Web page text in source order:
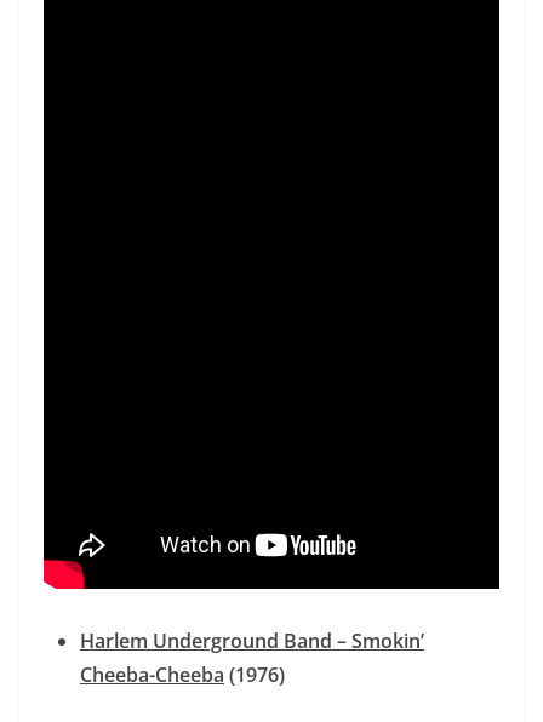
Harlem Underground Band –Smokin’
Cheeba-Cheeba (1976)